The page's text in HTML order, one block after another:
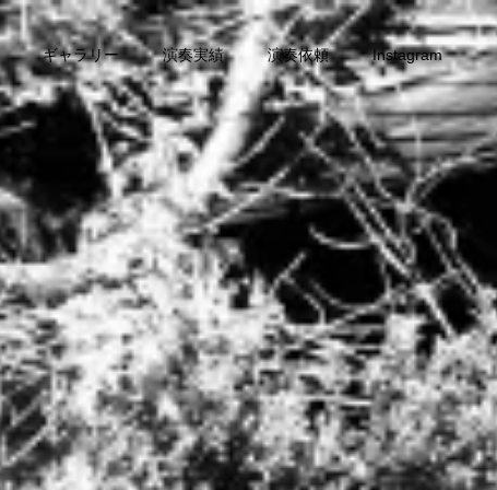
ギャラリー 演奏実績 演奏依頼 Instagram